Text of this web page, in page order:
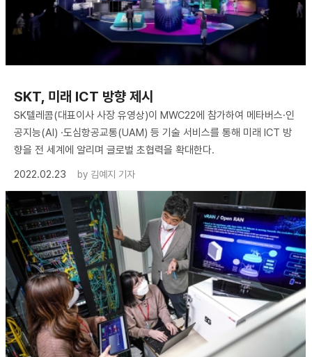
SKT, 미래 ICT 방향 제시
SK텔레콤(대표이사 사장 유영상)이 MWC22에 참가하여 메타버스·인
공지능(AI) ·도심항공교통(UAM) 등 기술 서비스를 통해 미래 ICT 방
향을 전 세계에 알리며 글로벌 초협력을 확대한다.
2022.02.23
by 김예지 기자